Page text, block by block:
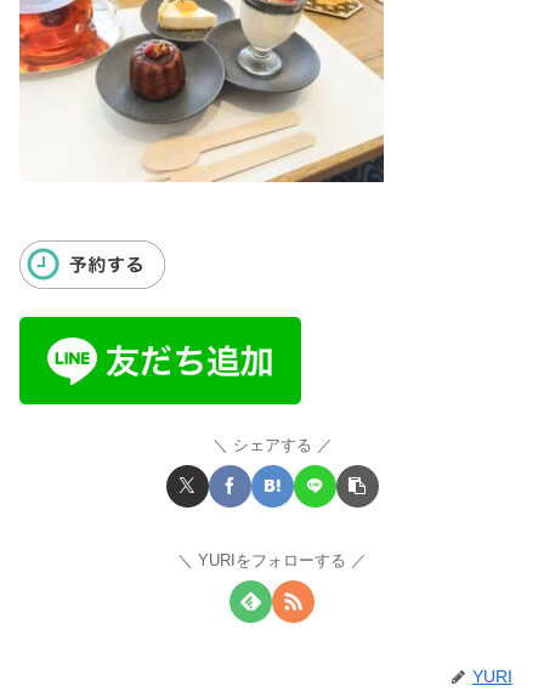
シェアする
YURIをフォローする
YURI